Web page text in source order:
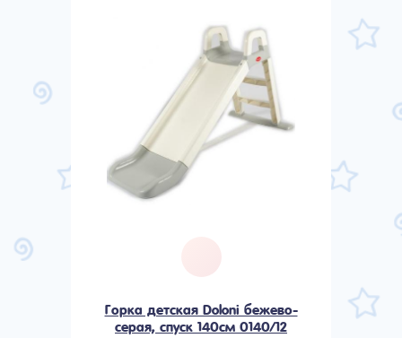
Горка детская Doloni бежево-
серая, спуск 140см 0140/12